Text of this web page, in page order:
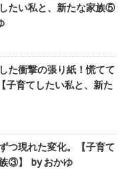
たい私と、新たな家族⑤
た衝撃の張り紙！慌てて
子育てしたい私と、新た
つ現れた変化。【子育て
③】 by おかゆ